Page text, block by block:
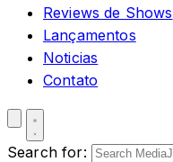
Reviews de Shows
Lançamentos
Noticias
Contato
Search for: